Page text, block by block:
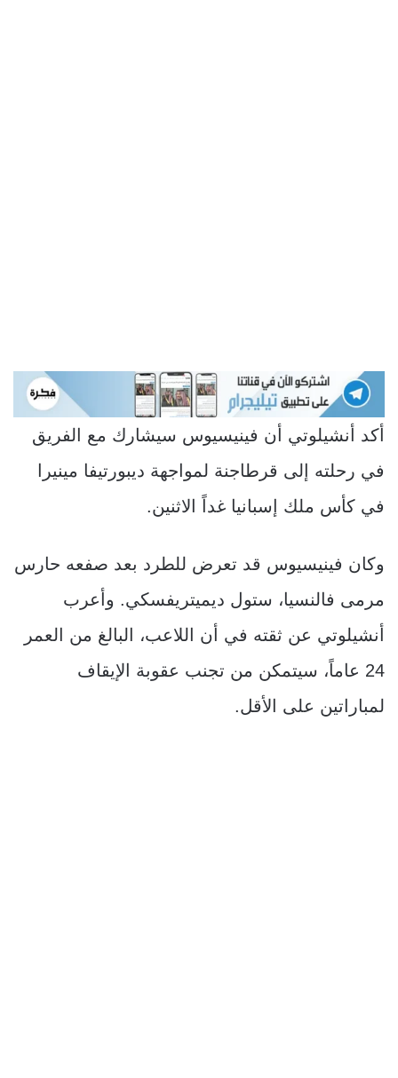
أكد أنشيلوتي أن فينيسيوس سيشارك مع الفريق
في رحلته إلى قرطاجنة لمواجهة ديبورتيفا مينيرا
في كأس ملك إسبانيا غداً الاثنين.
وكان فينيسيوس قد تعرض للطرد بعد صفعه حارس
مرمى فالنسيا، ستول ديميتريفسكي. وأعرب
أنشيلوتي عن ثقته في أن اللاعب، البالغ من العمر
24 عاماً، سيتمكن من تجنب عقوبة الإيقاف
لمباراتين على الأقل.